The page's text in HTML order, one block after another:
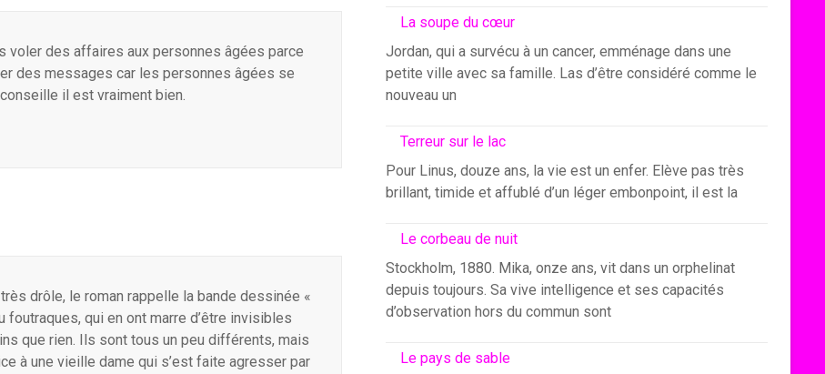
voler des affaires aux personnes âgées parce
des messages car les personnes âgées se
il est vraiment bien.
drôle, le roman rappelle la bande dessinée «
foutraques, qui en ont marre d’être invisibles
que rien. Ils sont tous un peu différents, mais
à une vieille dame qui s’est faite agresser par
La soupe du cœur
Jordan, qui a survécu à un cancer, emménage dans une
petite ville avec sa famille. Las d’être considéré comme le
nouveau un
Terreur sur le lac
Pour Linus, douze ans, la vie est un enfer. Elève pas très
brillant, timide et affublé d’un léger embonpoint, il est la
Le corbeau de nuit
Stockholm, 1880. Mika, onze ans, vit dans un orphelinat
depuis toujours. Sa vive intelligence et ses capacités
d’observation hors du commun sont
Le pays de sable